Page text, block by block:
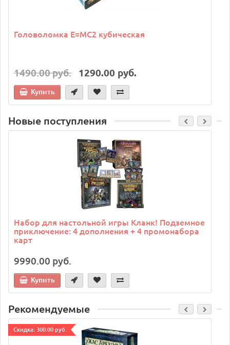
Головоломка E=MC2 кубическая
1490.00 руб. 1290.00 руб.
Купить
Новые поступления
Набор для настольной игры Кланк! Подземное
приключение: 4 дополнения + 4 промонабора
карт
9990.00 руб.
Купить
Рекомендуемые
Cкидка: 300.00 руб.